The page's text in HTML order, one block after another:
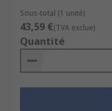
Sous-total (1 unité)
43,59 €(TVA exclue)
Quantité